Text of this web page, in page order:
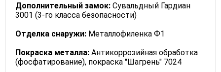
Дополнительный замок: Сувальдный Гардиан
3001 (3-го класса безопасности)
Отделка снаружи: Металлофиленка Ф1
Покраска металла: Антикоррозийная обработка
(фосфатирование), покраска "Шагрень" 7024